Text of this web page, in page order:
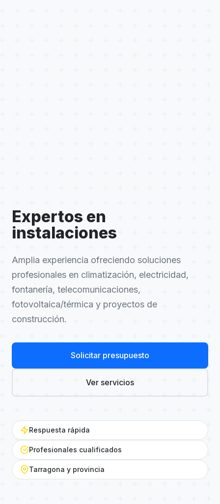
Expertos en
instalaciones
Amplia experiencia ofreciendo soluciones
profesionales en climatización, electricidad,
fontanería, telecomunicaciones,
fotovoltaica/térmica y proyectos de
construcción.
Solicitar presupuesto
Ver servicios
Respuesta rápida
Profesionales cualificados
Tarragona y provincia